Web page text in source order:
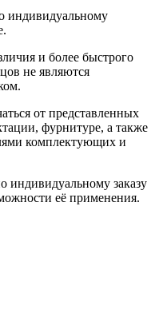
индивидуальному
и более быстрого
не являются
от представленных
фурнитуре, а также
комплектующих и
индивидуальному заказу
её применения.